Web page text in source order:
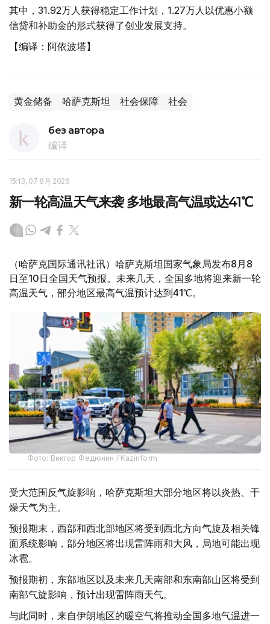
其中，31.92万人获得稳定工作计划，1.27万人以优惠小额
信贷和补助金的形式获得了创业发展支持。
【编译：阿依波塔】
黄金储备 哈萨克斯坦 社会保障 社会
без автора
编译
15:13, 07 8月 2026
新一轮高温天气来袭 多地最高气温或达41℃
（哈萨克国际通讯社讯）哈萨克斯坦国家气象局发布8月8
日至10日全国天气预报。未来几天，全国多地将迎来新一轮
高温天气，部分地区最高气温预计达到41℃。
Фото: Виктор Федюнин / Kazinform
受大范围反气旋影响，哈萨克斯坦大部分地区将以炎热、干
燥天气为主。
预报期末，西部和西北部地区将受到西北方向气旋及相关锋
面系统影响，部分地区将出现雷阵雨和大风，局地可能出现
冰雹。
预报期初，东部地区以及未来几天南部和东南部山区将受到
南部气旋影响，预计出现雷阵雨天气。
与此同时，来自伊朗地区的暖空气将推动全国多地气温进一